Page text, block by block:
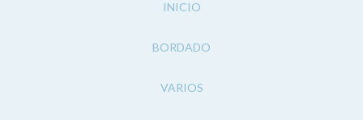
INICIO
BORDADO
VARIOS